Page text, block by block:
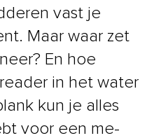
vast je
Maar waar zet
En hoe
in het water
kun je alles
voor een me-